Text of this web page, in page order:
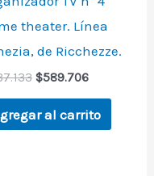
theater. Línea
de Ricchezze.
$589.706
al carrito